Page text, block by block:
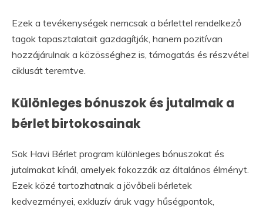
Ezek a tevékenységek nemcsak a bérlettel rendelkező
tagok tapasztalatait gazdagítják, hanem pozitívan
hozzájárulnak a közösséghez is, támogatás és részvétel
ciklusát teremtve.
Különleges bónuszok és jutalmak a
bérlet birtokosainak
Sok Havi Bérlet program különleges bónuszokat és
jutalmakat kínál, amelyek fokozzák az általános élményt.
Ezek közé tartozhatnak a jövőbeli bérletek
kedvezményei, exkluzív áruk vagy hűségpontok,